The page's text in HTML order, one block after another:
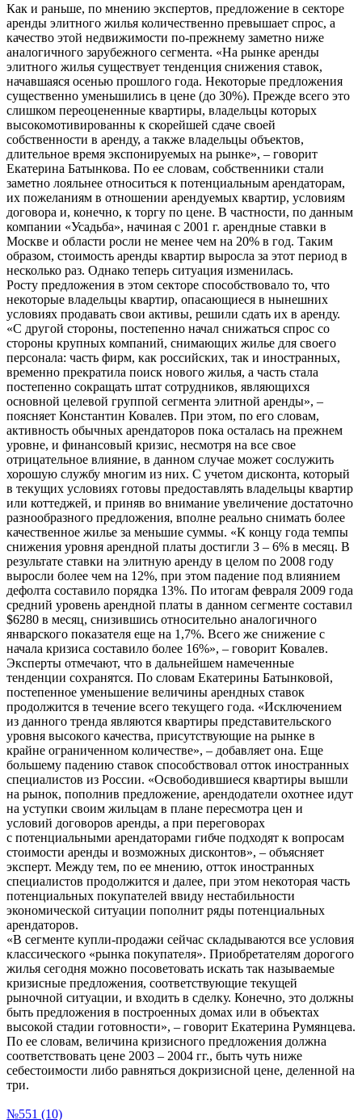
Как и раньше, по мнению экспертов, предложение в секторе
аренды элитного жилья количественно превышает спрос, а
качество этой недвижимости по-прежнему заметно ниже
аналогичного зарубежного сегмента. «На рынке аренды
элитного жилья существует тенденция снижения ставок,
начавшаяся осенью прошлого года. Некоторые предложения
существенно уменьшились в цене (до 30%). Прежде всего это
слишком переоцененные квартиры, владельцы которых
высокомотивированны к скорейшей сдаче своей
собственности в аренду, а также владельцы объектов,
длительное время экспонируемых на рынке», – говорит
Екатерина Батынкова. По ее словам, собственники стали
заметно лояльнее относиться к потенциальным арендаторам,
их пожеланиям в отношении арендуемых квартир, условиям
договора и, конечно, к торгу по цене. В частности, по данным
компании «Усадьба», начиная с 2001 г. арендные ставки в
Москве и области росли не менее чем на 20% в год. Таким
образом, стоимость аренды квартир выросла за этот период в
несколько раз. Однако теперь ситуация изменилась.
Росту предложения в этом секторе способствовало то, что
некоторые владельцы квартир, опасающиеся в нынешних
условиях продавать свои активы, решили сдать их в аренду.
«С другой стороны, постепенно начал снижаться спрос со
стороны крупных компаний, снимающих жилье для своего
персонала: часть фирм, как российских, так и иностранных,
временно прекратила поиск нового жилья, а часть стала
постепенно сокращать штат сотрудников, являющихся
основной целевой группой сегмента элитной аренды», –
поясняет Константин Ковалев. При этом, по его словам,
активность обычных арендаторов пока осталась на прежнем
уровне, и финансовый кризис, несмотря на все свое
отрицательное влияние, в данном случае может сослужить
хорошую службу многим из них. С учетом дисконта, который
в текущих условиях готовы предоставлять владельцы квартир
или коттеджей, и приняв во внимание увеличение достаточно
разнообразного предложения, вполне реально снимать более
качественное жилье за меньшие суммы. «К концу года темпы
снижения уровня арендной платы достигли 3 – 6% в месяц. В
результате ставки на элитную аренду в целом по 2008 году
выросли более чем на 12%, при этом падение под влиянием
дефолта составило порядка 13%. По итогам февраля 2009 года
средний уровень арендной платы в данном сегменте составил
$6280 в месяц, снизившись относительно аналогичного
январского показателя еще на 1,7%. Всего же снижение с
начала кризиса составило более 16%», – говорит Ковалев.
Эксперты отмечают, что в дальнейшем намеченные
тенденции сохранятся. По словам Екатерины Батынковой,
постепенное уменьшение величины арендных ставок
продолжится в течение всего текущего года. «Исключением
из данного тренда являются квартиры представительского
уровня высокого качества, присутствующие на рынке в
крайне ограниченном количестве», – добавляет она. Еще
большему падению ставок способствовал отток иностранных
специалистов из России. «Освободившиеся квартиры вышли
на рынок, пополнив предложение, арендодатели охотнее идут
на уступки своим жильцам в плане пересмотра цен и
условий договоров аренды, а при переговорах
с потенциальными арендаторами гибче подходят к вопросам
стоимости аренды и возможных дисконтов», – объясняет
эксперт. Между тем, по ее мнению, отток иностранных
специалистов продолжится и далее, при этом некоторая часть
потенциальных покупателей ввиду нестабильности
экономической ситуации пополнит ряды потенциальных
арендаторов.
«В сегменте купли-продажи сейчас складываются все условия
классического «рынка покупателя». Приобретателям дорогого
жилья сегодня можно посоветовать искать так называемые
кризисные предложения, соответствующие текущей
рыночной ситуации, и входить в сделку. Конечно, это должны
быть предложения в построенных домах или в объектах
высокой стадии готовности», – говорит Екатерина Румянцева.
По ее словам, величина кризисного предложения должна
соответствовать цене 2003 – 2004 гг., быть чуть ниже
себестоимости либо равняться докризисной цене, деленной на
три.
№551 (10)